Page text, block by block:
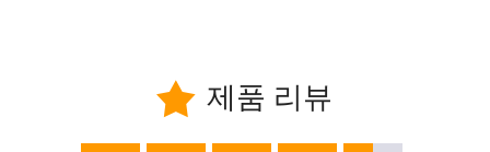
 제품 리뷰